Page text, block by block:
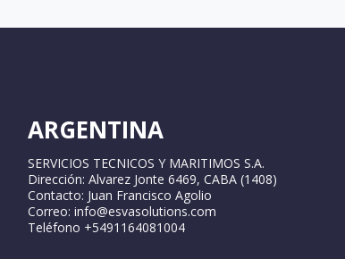
ARGENTINA
SERVICIOS TECNICOS Y MARITIMOS S.A.
Dirección: Alvarez Jonte 6469, CABA (1408)
Contacto: Juan Francisco Agolio
Correo: info@esvasolutions.com
Teléfono +5491164081004